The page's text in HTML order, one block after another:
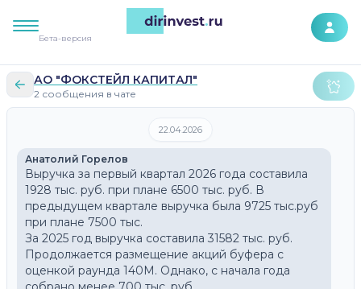
Бета-версия
АО "ФОКСТЕЙЛ КАПИТАЛ"
2 сообщения в чате
22.04.2026
Анатолий Горелов
Выручка за первый квартал 2026 года составила
1928 тыс. руб. при плане 6500 тыс. руб. В
предыдущем квартале выручка была 9725 тыс.руб
при плане 7500 тыс.
За 2025 год выручка составила 31582 тыс. руб.
Продолжается размещение акций буфера с
оценкой раунда 140М. Однако, с начала года